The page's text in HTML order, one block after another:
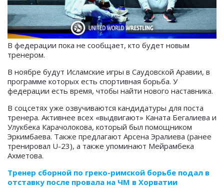
В федерации пока не сообщает, кто будет новым
тренером.
В ноябре будут Исламские игры в Саудовской Аравии, в
программе которых есть спортивная борьба. У
федерации есть время, чтобы найти нового наставника.
В соцсетях уже озвучиваются кандидатуры для поста
тренера. Активнее всех «выдвигают» Каната Бегалиева и
Улукбека Карачолокова, который был помощником
Эркимбаева. Также предлагают Арсена Эралиева (ранее
тренировал U-23), а также упоминают Мейрамбека
Ахметова.
Тренер сборной по греко-римской борьбе подал в
отставку после провала на ЧМ в Хорватии